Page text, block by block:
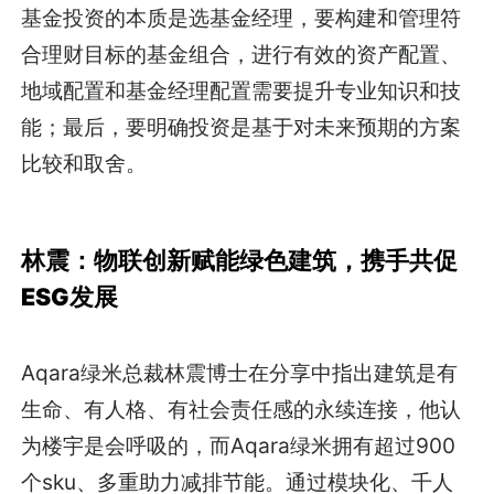
基金投资的本质是选基金经理，要构建和管理符
合理财目标的基金组合，进行有效的资产配置、
地域配置和基金经理配置需要提升专业知识和技
能；最后，要明确投资是基于对未来预期的方案
比较和取舍。
林震：物联创新赋能绿色建筑，携手共促
ESG发展
Aqara绿米总裁林震博士在分享中指出建筑是有
生命、有人格、有社会责任感的永续连接，他认
为楼宇是会呼吸的，而Aqara绿米拥有超过900
个sku、多重助力减排节能。通过模块化、千人